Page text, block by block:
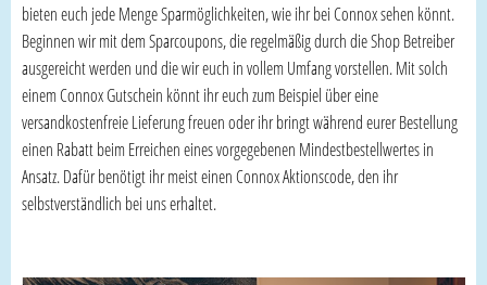
bieten euch jede Menge Sparmöglichkeiten, wie ihr bei Connox sehen könnt.
Beginnen wir mit dem Sparcoupons, die regelmäßig durch die Shop Betreiber
ausgereicht werden und die wir euch in vollem Umfang vorstellen. Mit solch
einem Connox Gutschein könnt ihr euch zum Beispiel über eine
versandkostenfreie Lieferung freuen oder ihr bringt während eurer Bestellung
einen Rabatt beim Erreichen eines vorgegebenen Mindestbestellwertes in
Ansatz. Dafür benötigt ihr meist einen Connox Aktionscode, den ihr
selbstverständlich bei uns erhaltet.